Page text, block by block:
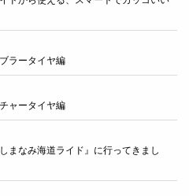
ラータイヤ編
ャータイヤ編
まなみ海道ライド』に行ってきまし